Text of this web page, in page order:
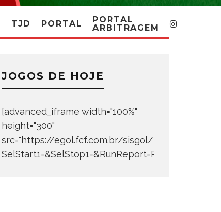
TJD PORTAL
PORTAL
ARBITRAGEM
JOGOS DE HOJE
[advanced_iframe width="100%"
height="300"
src="https://egol.fcf.com.br/sisgol/
SelStart1=&SelStop1=&RunReport=Run+Report"]